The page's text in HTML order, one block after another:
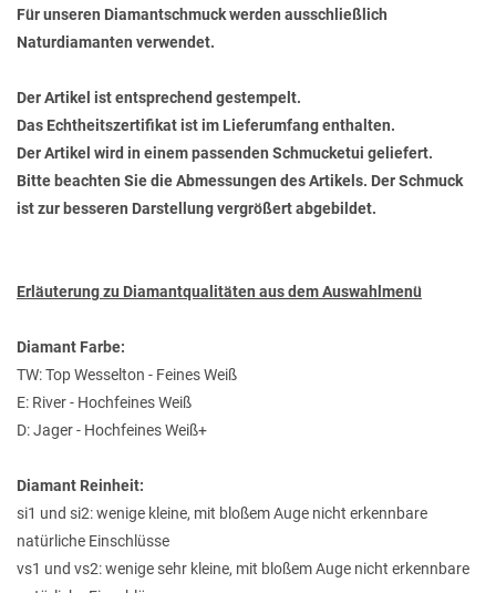
Für unseren Diamantschmuck werden ausschließlich
Naturdiamanten verwendet.
Der Artikel ist entsprechend gestempelt.
Das Echtheitszertifikat ist im Lieferumfang enthalten.
Der Artikel wird in einem passenden Schmucketui geliefert.
Bitte beachten Sie die Abmessungen des Artikels. Der Schmuck
ist zur besseren Darstellung vergrößert abgebildet.
Erläuterung zu Diamantqualitäten aus dem Auswahlmenü
Diamant Farbe:
TW: Top Wesselton - Feines Weiß
E: River - Hochfeines Weiß
D: Jager - Hochfeines Weiß+
Diamant Reinheit:
si1 und si2: wenige kleine, mit bloßem Auge nicht erkennbare
natürliche Einschlüsse
vs1 und vs2: wenige sehr kleine, mit bloßem Auge nicht erkennbare